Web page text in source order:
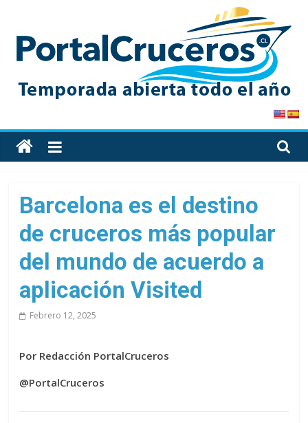
content
PortalCruceros
Toda
la
de
cruceros
en
un
solo
Barcelona es el destino
de cruceros más popular
del mundo de acuerdo a
aplicación Visited
Febrero 12, 2025
Por Redacción PortalCruceros
@PortalCruceros